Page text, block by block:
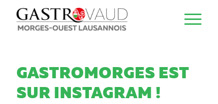
GASTROMORGES EST
SUR INSTAGRAM !